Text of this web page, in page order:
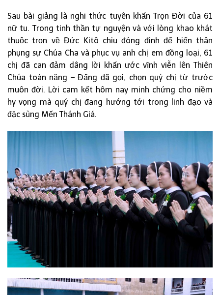
Sau bài giảng là nghi thức tuyên khấn Trọn Đời của 61
nữ tu. Trong tinh thần tự nguyện và với lòng khao khát
thuộc trọn về Đức Kitô chịu đóng đinh để hiến thân
phụng sự Chúa Cha và phục vụ anh chị em đồng loại, 61
chị đã can đảm dâng lời khấn ước vĩnh viễn lên Thiên
Chúa toàn năng – Đấng đã gọi, chọn quý chị từ trước
muôn đời. Lời cam kết hôm nay minh chứng cho niềm
hy vọng mà quý chị đang hướng tới trong linh đạo và
đặc sủng Mến Thánh Giá.